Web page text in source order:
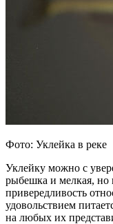
Фото: Уклейка в реке
Уклейку можно с
рыбешка и мелкая, но
привередливость
удовольствием
на любых их